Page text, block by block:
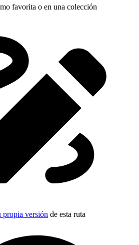
favorita o en una colección
propia versión de esta ruta